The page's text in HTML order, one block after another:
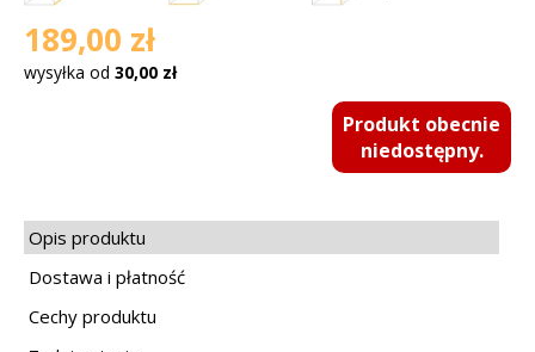
189,00 zł
wysyłka od 30,00 zł
Produkt obecnie
niedostępny.
Opis produktu
Dostawa i płatność
Cechy produktu